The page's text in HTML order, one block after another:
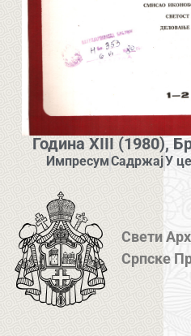
Година XIII (1980),
ИмпресумСадржајУ
Свети
Српске